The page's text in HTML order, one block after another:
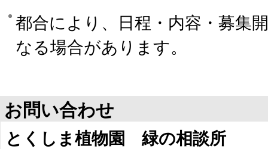
都合により、日程・内容・募集
なる場合があります。
お問い合わせ
とくしま植物園 緑の相談所